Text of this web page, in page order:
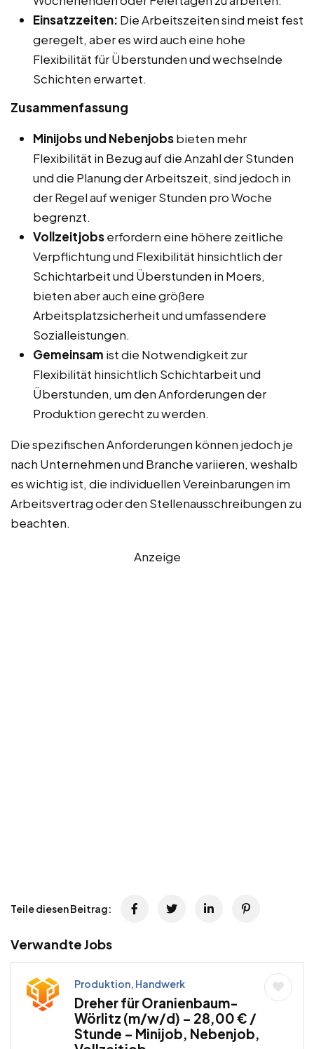
Einsatzzeiten: Die Arbeitszeiten sind meist fest
geregelt, aber es wird auch eine hohe
Flexibilität für Überstunden und wechselnde
Schichten erwartet.
Zusammenfassung
Minijobs und Nebenjobsbieten mehr
Flexibilität in Bezug auf die Anzahl der Stunden
und die Planung der Arbeitszeit, sind jedoch in
der Regel auf weniger Stunden pro Woche
begrenzt.
Vollzeitjobserfordern eine höhere zeitliche
Verpflichtung und Flexibilität hinsichtlich der
Schichtarbeit und Überstunden in Moers,
bieten aber auch eine größere
Arbeitsplatzsicherheit und umfassendere
Sozialleistungen.
Gemeinsam ist die Notwendigkeit zur
Flexibilität hinsichtlich Schichtarbeit und
Überstunden, um den Anforderungen der
Produktion gerecht zu werden.
Die spezifischen Anforderungen können jedoch je
nach Unternehmen und Branche variieren, weshalb
es wichtig ist, die individuellen Vereinbarungen im
Arbeitsvertrag oder den Stellenausschreibungen zu
beachten.
Anzeige
Teile diesen Beitrag:
Verwandte Jobs
Produktion, Handwerk
Dreher für Oranienbaum-
Wörlitz (m/w/d) – 28,00 € /
Stunde – Minijob, Nebenjob,